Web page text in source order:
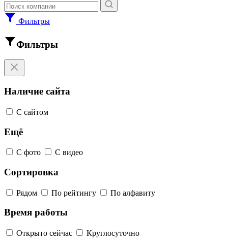
Фильтры
Фильтры
Наличие сайта
С сайтом
Ещё
С фото С видео
Сортировка
Рядом По рейтингу По алфавиту
Время работы
Открыто сейчас Круглосуточно